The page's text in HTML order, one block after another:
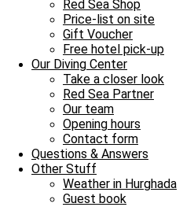
Red Sea Shop
Price-list on site
Gift Voucher
Free hotel pick-up
Our Diving Center
Take a closer look
Red Sea Partner
Our team
Opening hours
Contact form
Questions & Answers
Other Stuff
Weather in Hurghada
Guest book
2. April 2026No Comments
Our Daily Dive Trips
Nach einem Tag Pause
Bitte einmal aktualisieren, um den
Read more »
26. March 2026No Comments
Our Daily Dive Trips
Schwarmfisch überall